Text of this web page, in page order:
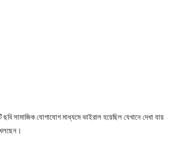
সামাজিক যোগাযোগ মাধ্যমে ভাইরাল হয়েছিল যেখানে দেখা যায়